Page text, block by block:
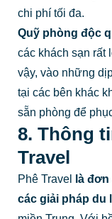
chi phí tối đa.
Quỹ phòng độc
các khách sạn rất
vậy, vào những
tại các bên khác
sẵn phòng để
8. Thông
Travel
Phê Travel
là
các giải pháp